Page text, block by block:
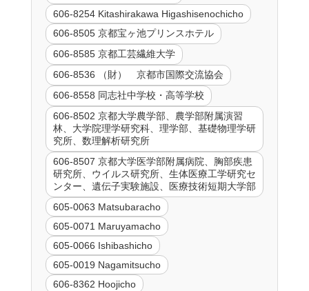
606-8254 Kitashirakawa Higashisenochicho
606-8505 京都宝ヶ池プリンスホテル
606-8585 京都工芸繊維大学
606-8536 （財） 京都市国際交流協会
606-8558 同志社中学校・高等学校
606-8502 京都大学農学部、農学部附属演習
林、大学院理学研究科、理学部、基礎物理学研
究所、数理解析研究所
606-8507 京都大学医学部附属病院、胸部疾患
研究所、ウイルス研究所、生体医療工学研究セ
ンター、遺伝子実験施設、医療技術短期大学部
605-0063 Matsubaracho
605-0071 Maruyamacho
605-0066 Ishibashicho
605-0019 Nagamitsucho
606-8362 Hoojicho